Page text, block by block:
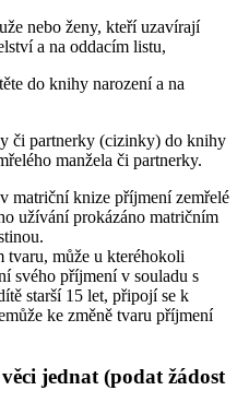
nebo ženy, kteří uzavírají
a na oddacím listu,
do knihy narození a na
či partnerky (cizinky) do knihy
manžela či partnerky.
matriční knize příjmení zemřelé
užívání prokázáno matričním
tvaru, může u kteréhokoli
svého příjmení v souladu s
starší 15 let, připojí se k
ke změně tvaru příjmení
jednat (podat žádost